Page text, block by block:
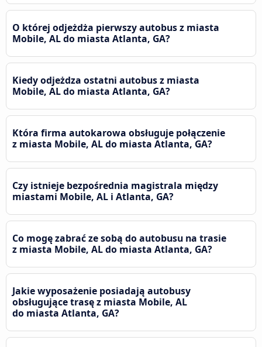
O której odjeżdża pierwszy autobus z miasta
Mobile, AL do miasta Atlanta, GA?
Kiedy odjeżdza ostatni autobus z miasta
Mobile, AL do miasta Atlanta, GA?
Która firma autokarowa obsługuje połączenie
z miasta Mobile, AL do miasta Atlanta, GA?
Czy istnieje bezpośrednia magistrala między
miastami Mobile, AL i Atlanta, GA?
Co mogę zabrać ze sobą do autobusu na trasie
z miasta Mobile, AL do miasta Atlanta, GA?
Jakie wyposażenie posiadają autobusy
obsługujące trasę z miasta Mobile, AL
do miasta Atlanta, GA?